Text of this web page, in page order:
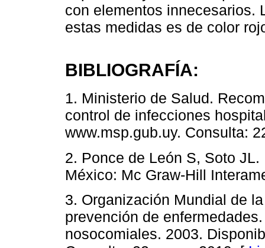
con elementos innecesarios.
estas medidas es de color
BIBLIOGRAFÍA:
1. Ministerio de Salud.
control de infecciones
www.msp.gub.uy. Consulta:
2. Ponce de León S, Soto
México: Mc Graw-Hill
3. Organización Mundial de
prevención de
nosocomiales. 2003.